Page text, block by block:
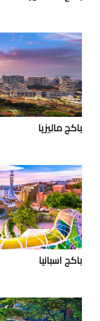
باكج ماليزيا
باكج اسبانيا